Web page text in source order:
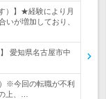
）】★経験により月
いが増加しており、
愛知県名古屋市中
※今回の転職が不利
上、…